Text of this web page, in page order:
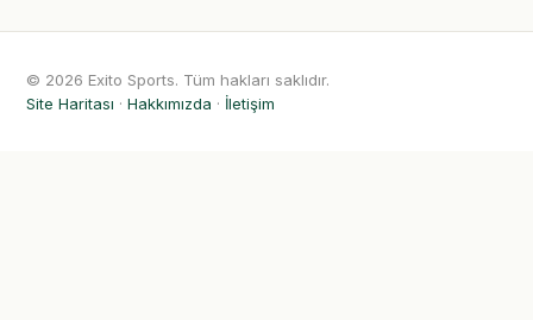
© 2026 Exito Sports. Tüm hakları saklıdır.
Site Haritası · Hakkımızda · İletişim